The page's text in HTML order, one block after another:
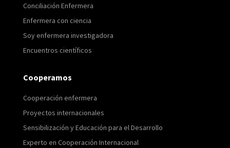
Conciliación Enfermera
Enfermera con ciencia
Soy enfermera investigadora
Encuentros científicos
Cooperamos
Cooperación enfermera
Proyectos internacionales
Sensibilización y Educación para el Desarrollo
Experto en Cooperación Internacional